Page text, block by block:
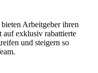
Arbeitgeber ihren
exklusiv rabattierte
und steigern so